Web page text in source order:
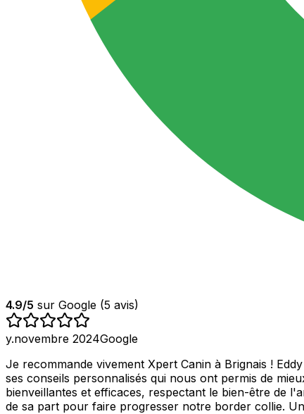
4.9/5 sur Google (5 avis)
y.novembre 2024Google
Je recommande vivement Xpert Canin à Brignais !
ses conseils personnalisés qui nous ont permis de
bienveillantes et efficaces, respectant le bien-être de
de sa part pour faire progresser notre border collie.